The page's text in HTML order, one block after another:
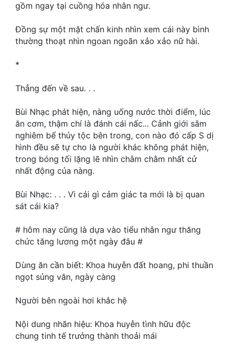
Kiếm Hiệp
Kỳ Huyễn
Làm Giàu
Lịch Sử
Mưu Mô
Mạt Thế
Mỹ Thực
Ngôn Tình
Nữ Cường
Phong Thủy - Tâm Linh
Phương Tây
Quan Trường
gồm ngay tại cuồng hóa nhân ngư.
Đồng sự một mặt chấn kinh nhìn xem cái này bình
thường thoạt nhìn ngoan ngoãn xảo xảo nữ hài.
*
Thẳng đến về sau. . .
Bùi Nhạc phát hiện, nàng uống nước thời điểm, lúc
ăn cơm, thậm chí là đánh cái nấc... Cảnh giới sâm
nghiêm bể thủy tộc bên trong, con nào đó cấp S dị
hình đều sẽ tự cho là người khác không phát hiện,
trong bóng tối lặng lẽ nhìn chằm chằm nhất cử
nhất động của nàng.
Bùi Nhạc: . . . Vì cái gì cảm giác ta mới là bị quan
sát cái kia?
# hôm nay cũng là dựa vào tiểu nhân ngư thăng
chức tăng lương một ngày đâu #
Dùng ăn cần biết: Khoa huyễn đất hoang, phi thuần
ngọt sủng văn, ngày càng
Người bên ngoài hơi khắc hệ
Nội dung nhãn hiệu: Khoa huyễn tình hữu độc
chung tinh tế trưởng thành thoải mái